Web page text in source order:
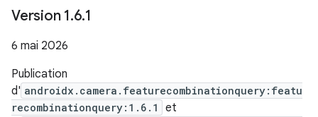
Version 1.6.1
6 mai 2026
Publication
d' androidx.camera.featurecombinationquery:featu
recombinationquery:1.6.1
et